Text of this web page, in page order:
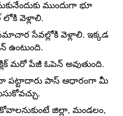
ముందుగా భూ
వెళ్లాలి.
సేవల్లోకి వెళ్లాలి. ఇక్కడ
ఉంటుంది.
మరో పేజీ ఓపెన్ అవుతుంది.
పట్టాదారు పాస్ ఆధారంగా మీ
జిల్లా, మండలం,